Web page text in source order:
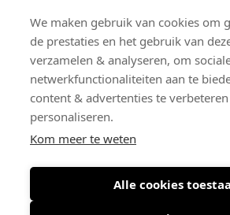
We maken gebruik van cookies om
de prestaties en het gebruik van
verzamelen & analyseren, om
netwerkfunctionaliteiten aan te
content & advertenties te
personaliseren.
Kom meer te weten
Alle cookies
Verzenden
Retourneren
Betalen
Veelgestelde vragen
© 2026 West-End BV-Meir 75, 2000